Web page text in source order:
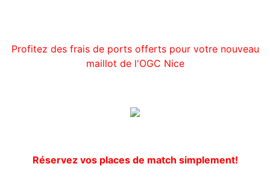
Profitez des frais de ports offerts pour votre nouveau
maillot de l'OGC Nice
Réservez vos places de match simplement!